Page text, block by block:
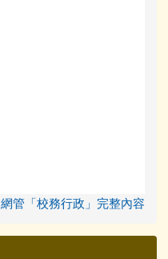
網管「校務行政」完整內容